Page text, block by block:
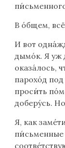
В о́бщем,
И вот
дымо́к. Я уж
оказа́лось,
парохо́д
проси́ть
доберу́сь.
Я, как
пи́сьменные